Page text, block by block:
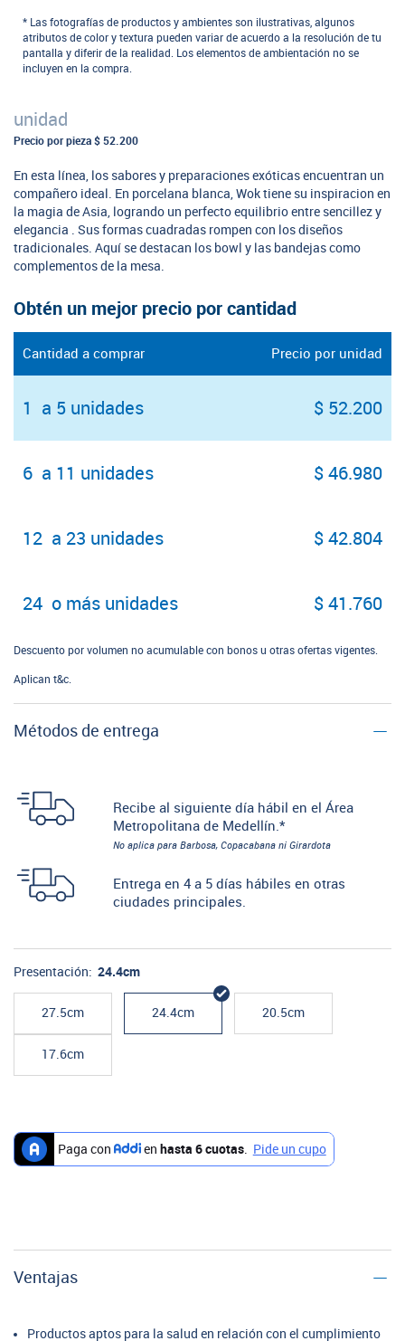
* Las fotografías de productos y ambientes son ilustrativas, algunos
atributos de color y textura pueden variar de acuerdo a la resolución de tu
pantalla y diferir de la realidad. Los elementos de ambientación no se
incluyen en la compra.
unidad
Precio por pieza $ 52.200
En esta línea, los sabores y preparaciones exóticas encuentran un
compañero ideal. En porcelana blanca, Wok tiene su inspiracion en
la magia de Asia, logrando un perfecto equilibrio entre sencillez y
elegancia . Sus formas cuadradas rompen con los diseños
tradicionales. Aquí se destacan los bowl y las bandejas como
complementos de la mesa.
Obtén un mejor precio por cantidad
Cantidad a comprar Precio por unidad
1 a 5 unidades $ 52.200
6 a 11 unidades $ 46.980
12 a 23 unidades $ 42.804
24 o más unidades $ 41.760
Descuento por volumen no acumulable con bonos u otras ofertas vigentes.
Aplican t&c.
Métodos de entrega
Recibe al siguiente día hábil en el Área
Metropolitana de Medellín.*
No aplica para Barbosa, Copacabana ni Girardota
Entrega en 4 a 5 días hábiles en otras
ciudades principales.
Presentación: 24.4cm
27.5cm 24.4cm 20.5cm
17.6cm
Ventajas
Productos aptos para la salud en relación con el cumplimiento